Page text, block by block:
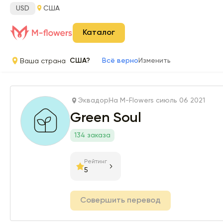
USD США
Каталог
Ваша страна США? Всё верно Изменить
Эквадор На M-Flowers сиюль 06 2021
Green Soul
134 заказа
Рейтинг
5
Совершить перевод